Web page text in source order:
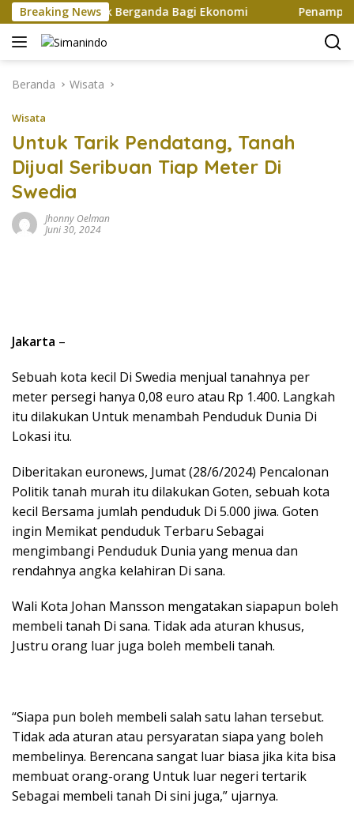
Langsung
ke
konten
Breaking News
Efek Berganda Bagi Ekonomi Penampilan
Beranda Wisata
Wisata
Untuk Tarik Pendatang, Tanah
Dijual Seribuan Tiap Meter Di
Swedia
Jhonny Oelman
Juni 30, 2024
Jakarta –
Sebuah kota kecil Di Swedia menjual tanahnya per
meter persegi hanya 0,08 euro atau Rp 1.400. Langkah
itu dilakukan Untuk menambah Penduduk Dunia Di
Lokasi itu.
Diberitakan euronews, Jumat (28/6/2024) Pencalonan
Politik tanah murah itu dilakukan Goten, sebuah kota
kecil Bersama jumlah penduduk Di 5.000 jiwa. Goten
ingin Memikat penduduk Terbaru Sebagai
mengimbangi Penduduk Dunia yang menua dan
rendahnya angka kelahiran Di sana.
Wali Kota Johan Mansson mengatakan siapapun boleh
membeli tanah Di sana. Tidak ada aturan khusus,
Justru orang luar juga boleh membeli tanah.
“Siapa pun boleh membeli salah satu lahan tersebut.
Tidak ada aturan atau persyaratan siapa yang boleh
membelinya. Berencana sangat luar biasa jika kita bisa
membuat orang-orang Untuk luar negeri tertarik
Sebagai membeli tanah Di sini juga,” ujarnya.